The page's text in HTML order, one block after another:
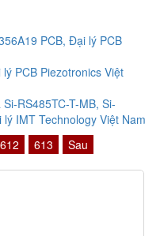
PCB, Đại lý PCB
PCB Piezotronics Việt
RS485TC-T-MB, Si-
IMT Technology Việt Nam
612 613 Sau